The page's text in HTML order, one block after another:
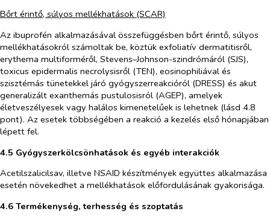
Bőrt érintő, súlyos mellékhatások (SCAR)
Az ibuprofén alkalmazásával összefüggésben bőrt érintő, súlyos
mellékhatásokról számoltak be, köztük exfoliatív dermatitisről,
erythema multiforméről, Stevens–Johnson-szindrómáról (SJS),
toxicus epidermalis necrolysisről (TEN), eosinophiliával és
szisztémás tünetekkel járó gyógyszerreakcióról (DRESS) és akut
generalizált exanthemás pustulosisról (AGEP), amelyek
életveszélyesek vagy halálos kimenetelűek is lehetnek (lásd 4.8
pont). Az esetek többségében a reakció a kezelés első hónapjában
lépett fel.
4.5 Gyógyszerkölcsönhatások és egyéb interakciók
Acetilszalicilsav, illetve NSAID készítmények együttes alkalmazása
esetén növekedhet a mellékhatások előfordulásának gyakorisága.
4.6 Termékenység, terhesség és szoptatás